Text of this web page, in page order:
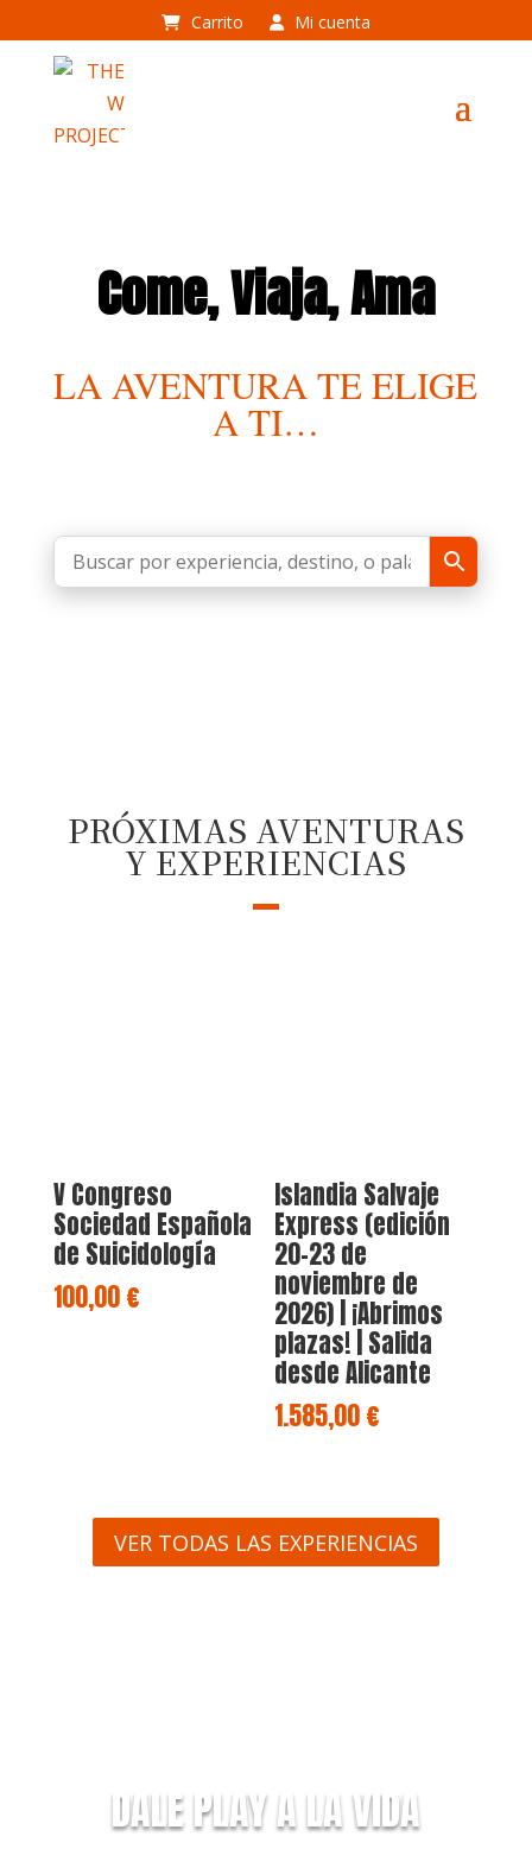
Carrito Mi cuenta
Come, Viaja, Ama
LA AVENTURA TE ELIGE
A TI…
PRÓXIMAS AVENTURAS
Y EXPERIENCIAS
V Congreso
Sociedad Española
de Suicidología
100,00€
Islandia Salvaje
Express (edición
20-23 de
noviembre de
2026) | ¡Abrimos
plazas! | Salida
desde Alicante
1.585,00€
VER TODAS LAS EXPERIENCIAS
DALE PLAY A LA VIDA